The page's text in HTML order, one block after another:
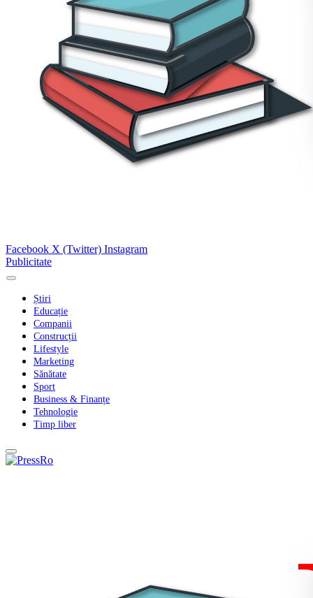
Facebook X (Twitter) Instagram
Publicitate
Știri
Educație
Companii
Construcții
Lifestyle
Marketing
Sănătate
Sport
Business & Finanțe
Tehnologie
Timp liber